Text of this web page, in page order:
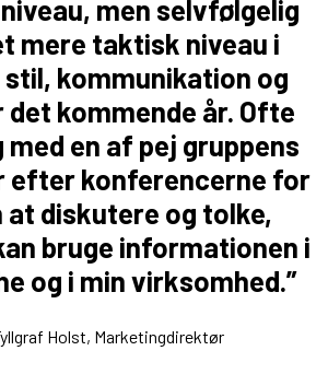
men selvfølgelig
mere taktisk niveau i
kommunikation og
kommende år. Ofte
en af pej gruppens
efter konferencerne for
at diskutere og tolke,
bruge informationen i
og i min virksomhed.”
Holst, Marketingdirektør